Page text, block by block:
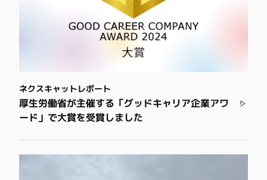
ネクスキャットレポート
厚生労働省が主催する「グッドキャリア企業アワ
ード」で大賞を受賞しました